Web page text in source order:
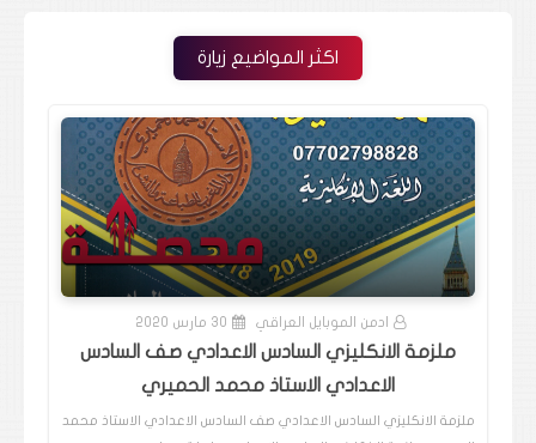
اكثر المواضيع زيارة
ادمن الموبايل العراقي 30 مارس 2020
ملزمة الانكليزي السادس الاعدادي صف السادس
الاعدادي الاستاذ محمد الحميري
ملزمة الانكليزي السادس الاعدادي صف السادس الاعدادي الاستاذ محمد